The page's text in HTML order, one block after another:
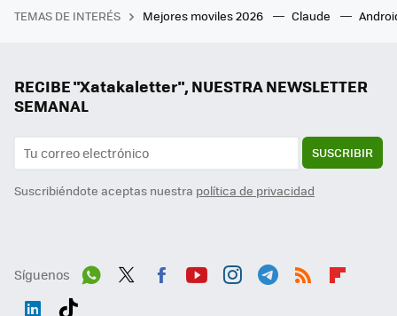
TEMAS DE INTERÉS Mejores moviles 2026 Claude
RECIBE "Xatakaletter", NUESTRA NEWSLETTER
SEMANAL
SUSCRIBIR
Suscribiéndote aceptas nuestra política de privacidad
Síguenos